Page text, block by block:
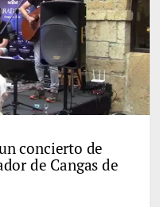
concierto de
de Cangas de